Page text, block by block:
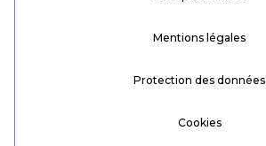
Mentions légales
Protection des données
Cookies